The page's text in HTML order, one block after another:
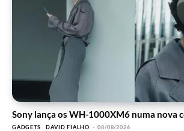
Sony lança os WH-1000XM6 numa nova
GADGETS DAVID FIALHO - 08/08/2026